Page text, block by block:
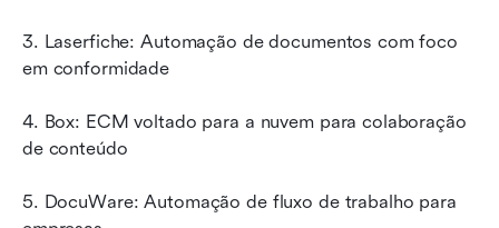
3. Laserfiche: Automação de documentos com foco
em conformidade
4. Box: ECM voltado para a nuvem para colaboração
de conteúdo
5. DocuWare: Automação de fluxo de trabalho para